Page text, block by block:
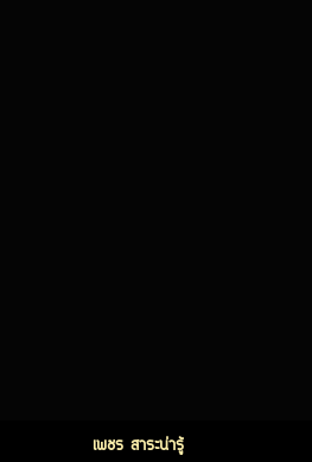
เพชร สาระน่ารู้